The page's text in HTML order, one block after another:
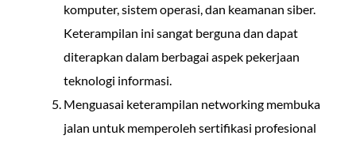
komputer, sistem operasi, dan keamanan siber.
Keterampilan ini sangat berguna dan dapat
diterapkan dalam berbagai aspek pekerjaan
teknologi informasi.
Menguasai keterampilan networking membuka
jalan untuk memperoleh sertifikasi profesional